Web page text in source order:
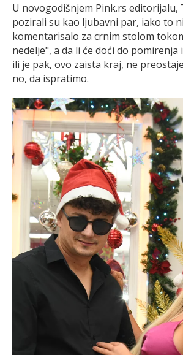
U novogodišnjem Pink.rs editorijalu,
pozirali su kao ljubavni par, iako to
komentarisalo za crnim stolom
nedelje", a da li će doći do pomirenja
ili je pak, ovo zaista kraj, ne
no, da ispratimo.